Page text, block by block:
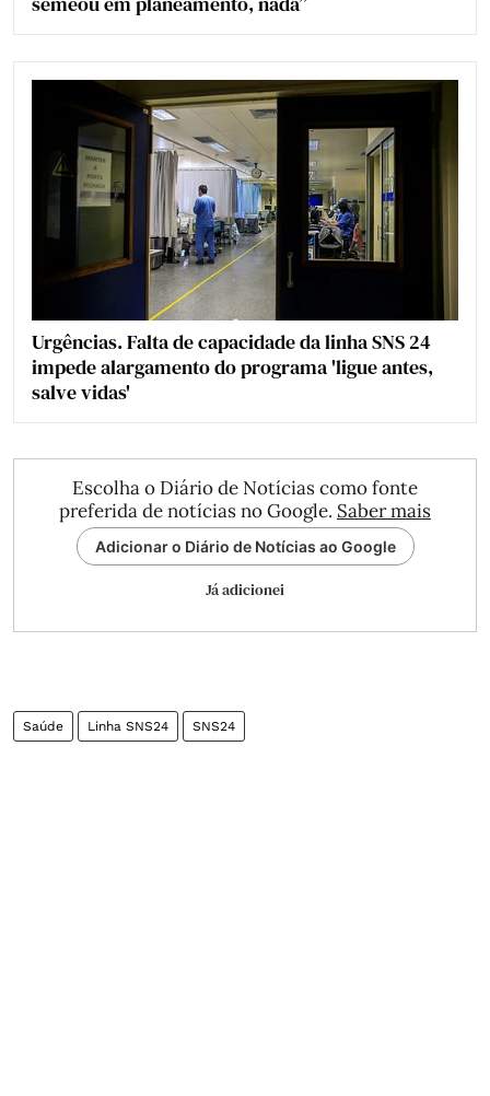
Urgências. Falta de capacidade da linha SNS 24
impede alargamento do programa 'ligue antes,
salve vidas'
Escolha o Diário de Notícias como fonte
preferida de notícias no Google. Saber mais
Adicionar o Diário de Notícias ao Google
Já adicionei
Saúde Linha SNS24 SNS24